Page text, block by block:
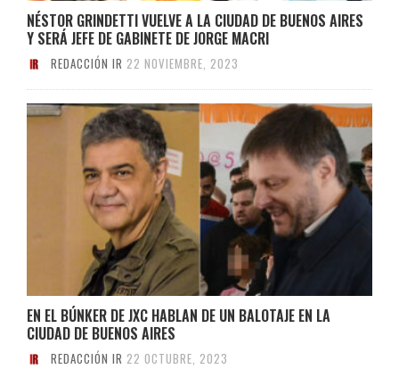
NÉSTOR GRINDETTI VUELVE A LA CIUDAD DE BUENOS AIRES
Y SERÁ JEFE DE GABINETE DE JORGE MACRI
REDACCIÓN IR 22 NOVIEMBRE, 2023
EN EL BÚNKER DE JXC HABLAN DE UN BALOTAJE EN LA
CIUDAD DE BUENOS AIRES
REDACCIÓN IR 22 OCTUBRE, 2023